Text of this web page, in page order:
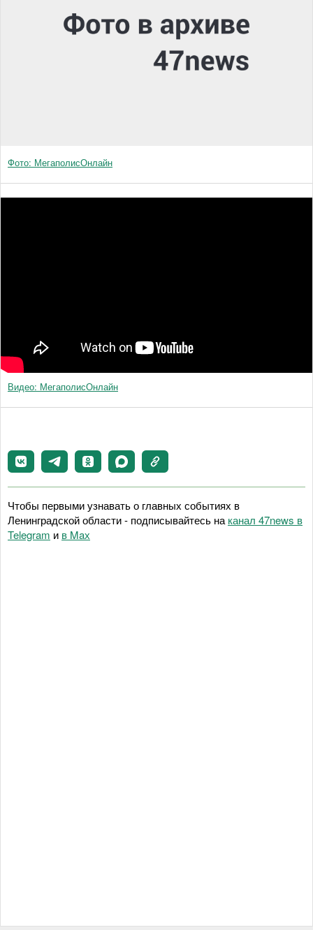
Фото: МегаполисОнлайн
Видео: МегаполисОнлайн
Чтобы первыми узнавать о главных событиях в
Ленинградской области - подписывайтесь на канал 47news в
Telegram и в Maх